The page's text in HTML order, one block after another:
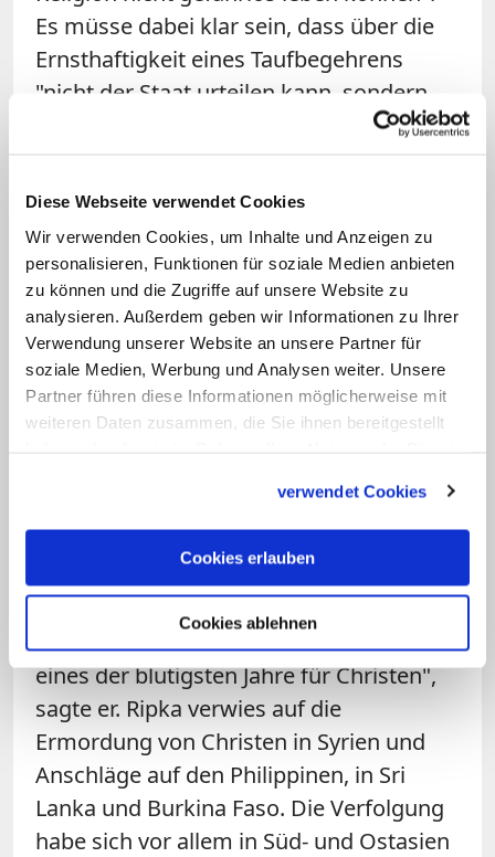
Diese Webseite verwendet Cookies
Wir verwenden Cookies, um Inhalte und Anzeigen zu
personalisieren, Funktionen für soziale Medien anbieten
zu können und die Zugriffe auf unsere Website zu
analysieren. Außerdem geben wir Informationen zu Ihrer
Verwendung unserer Website an unsere Partner für
soziale Medien, Werbung und Analysen weiter. Unsere
Partner führen diese Informationen möglicherweise mit
weiteren Daten zusammen, die Sie ihnen bereitgestellt
verwendet Cookies
Cookies erlauben
Cookies ablehnen
Es müsse dabei klar sein, dass über die
Ernsthaftigkeit eines Taufbegehrens
"nicht der Staat urteilen kann, sondern
Bild: © picture alliance / dpa/Arno Burgi
EKD-Ratsvorsitzender Heinrich Bedford-Strohm
katholischen Hilfswerks
äußerte sich besorgt. "Das Jahr 2019 war
eines der blutigsten Jahre für Christen",
sagte er. Ripka verwies auf die
Ermordung von Christen in Syrien und
Anschläge auf den Philippinen, in Sri
Lanka und Burkina Faso. Die Verfolgung
habe sich vor allem in Süd- und Ostasien